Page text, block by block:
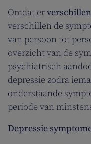
Omdat er
verschillen de
van persoon tot
overzicht van de
psychiatrisch
depressie zodra
onderstaande
periode van
Depressie